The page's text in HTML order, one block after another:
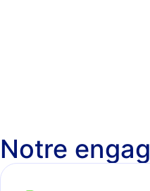
Notre